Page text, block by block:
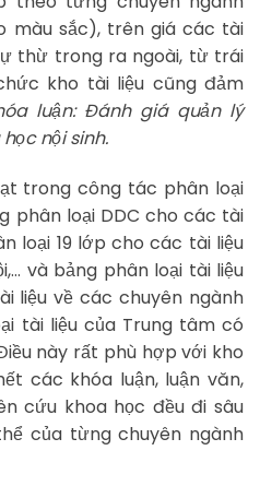
màu sắc), trên giá các tài
thừ trong ra ngoài, từ trái
kho tài liệu cũng đảm
luận: Đánh giá quản lý
nội sinh.
trong công tác phân loại
phân loại DDC cho các tài
loại 19 lớp cho các tài liệu
và bảng phân loại tài liệu
liệu về các chuyên ngành
tài liệu của Trung tâm có
này rất phù hợp với kho
các khóa luận, luận văn,
cứu khoa học đều đi sâu
của từng chuyên ngành